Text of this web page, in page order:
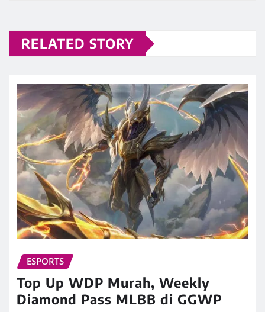
RELATED STORY
ESPORTS
Top Up WDP Murah, Weekly
Diamond Pass MLBB di GGWP